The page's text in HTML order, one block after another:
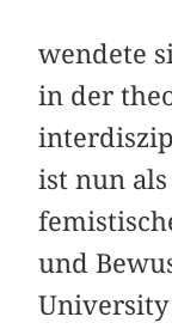
wendete
in der
ist nun
und
University